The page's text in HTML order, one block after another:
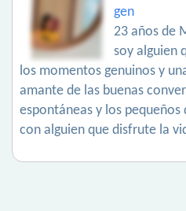
gen
23 años de
soy alguien
los momentos genuinos y
amante de las buenas
espontáneas y los
con alguien que disfrute la